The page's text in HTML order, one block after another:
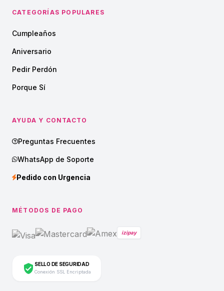
CATEGORÍAS POPULARES
Cumpleaños
Aniversario
Pedir Perdón
Porque Sí
AYUDA Y CONTACTO
Preguntas Frecuentes
WhatsApp de Soporte
Pedido con Urgencia
MÉTODOS DE PAGO
izipay
SELLO DE SEGURIDAD
Conexión SSL Encriptada